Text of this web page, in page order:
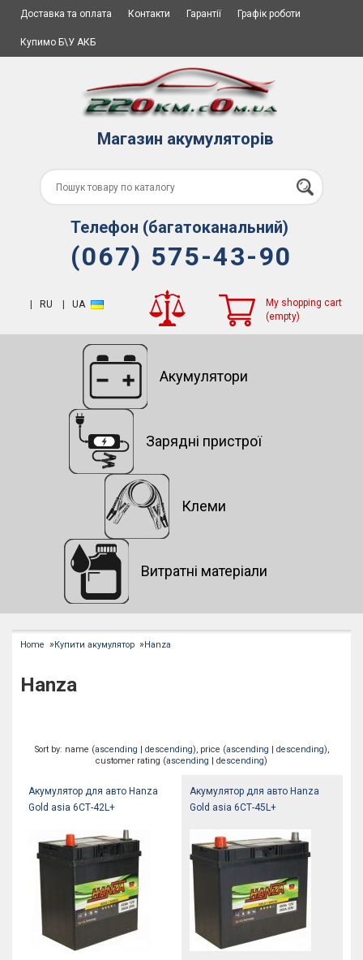
Доставка та оплата Контакти Гарантії Графік роботи
Купимо Б\У АКБ
Магазин акумуляторів
Телефон (багатоканальний)
(067) 575-43-90
RU UA
My shopping cart
(empty)
Акумулятори
Зарядні пристрої
Клеми
Витратні матеріали
Home »Купити акумулятор »Hanza
Hanza
Sort by: name (ascending | descending), price (ascending | descending),
customer rating (ascending | descending)
Акумулятор для авто Hanza
Gold asia 6СТ-42L+
Акумулятор для авто Hanza
Gold asia 6СТ-45L+